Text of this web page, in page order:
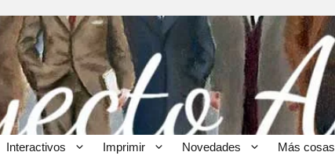
Interactivos Imprimir Novedades Más cosas